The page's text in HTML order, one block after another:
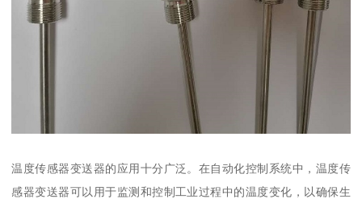
温度传感器变送器的应用十分广泛。在自动化控制系统中，温度传
感器变送器可以用于监测和控制工业过程中的温度变化，以确保生